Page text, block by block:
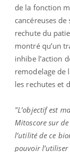
de la fonction
cancéreuses
rechute du
montré qu’un
inhibe l’action
remodelage de
les rechutes et
"L’objectif est
Mitoscore sur
l’utilité de ce
pouvoir